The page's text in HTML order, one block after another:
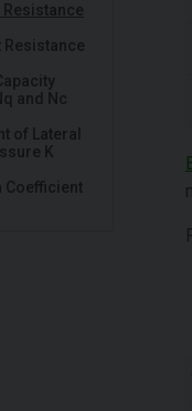
Resistance
Resistance
and Nc
of Lateral
K
Coefficient